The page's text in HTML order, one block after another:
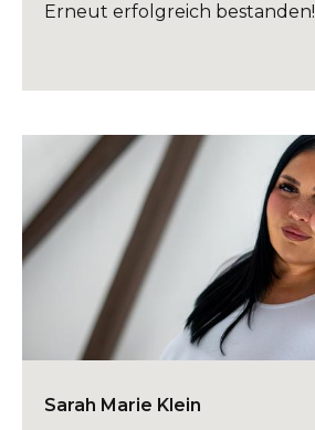
Erneut erfolgreich bestanden!
Sarah Marie Klein